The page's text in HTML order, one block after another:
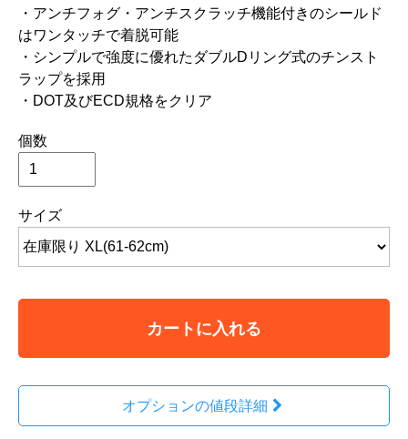
・アンチフォグ・アンチスクラッチ機能付きのシールド
はワンタッチで着脱可能
・シンプルで強度に優れたダブルDリング式のチンスト
ラップを採用
・DOT及びECD規格をクリア
個数
サイズ
カートに入れる
オプションの値段詳細